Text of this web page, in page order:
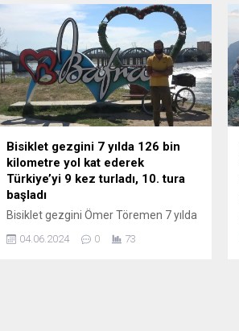
Bisiklet gezgini 7 yılda 126 bin
kilometre yol kat ederek
Türkiye’yi 9 kez turladı, 10. tura
başladı
Bisiklet gezgini Ömer Töremen 7 yılda
126 bin kilometre yol kat ederek
Türkiye’yi 9 kez turladı, 10. tura çıktı.
04.06.2024 0 73